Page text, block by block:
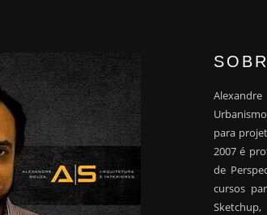
para
2007 é
de
cursos